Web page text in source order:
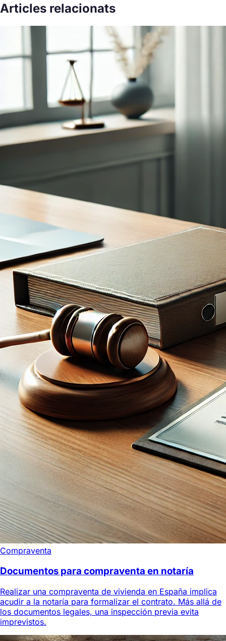
Articles relacionats
Compraventa
Documentos para compraventa en notaría
Realizar una compraventa de vivienda en España implica
acudir a la notaría para formalizar el contrato. Más allá de
los documentos legales, una inspección previa evita
imprevistos.